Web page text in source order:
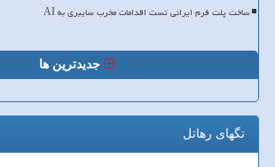
ساخت پلت فرم ایرانی تست اقدامات مخرب سایبری به AI
جدیدترین ها
تگهای رهاتل